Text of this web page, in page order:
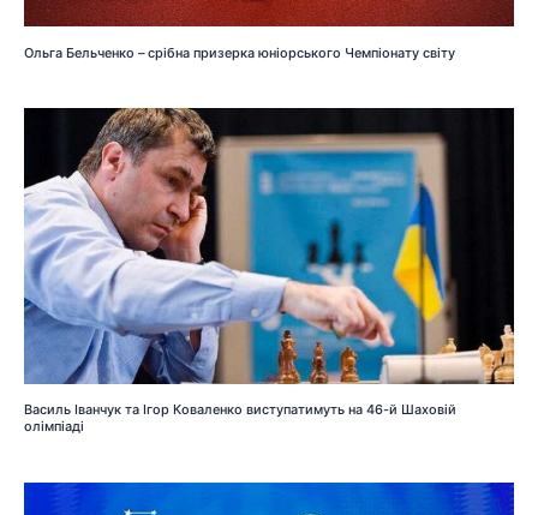
Ольга Бельченко – срібна призерка юніорського Чемпіонату світу
Василь Іванчук та Ігор Коваленко виступатимуть на 46-й Шаховій
олімпіаді